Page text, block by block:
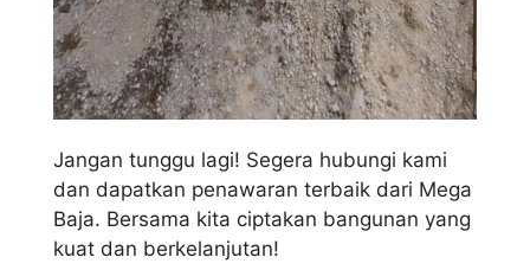
Jangan tunggu lagi! Segera hubungi kami
dan dapatkan penawaran terbaik dari Mega
Baja. Bersama kita ciptakan bangunan yang
kuat dan berkelanjutan!